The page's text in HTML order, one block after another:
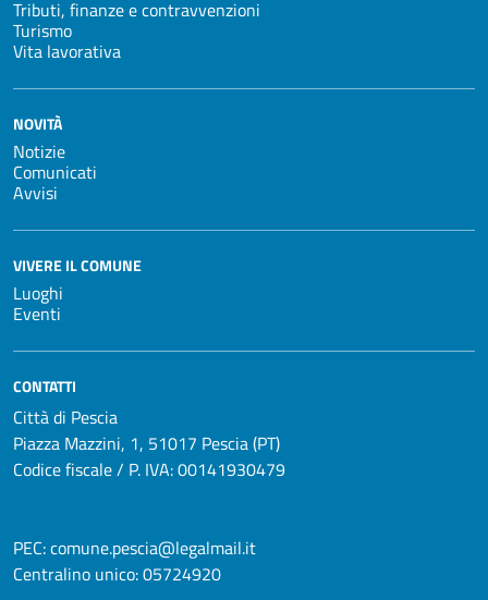
Tributi, finanze e contravvenzioni
Turismo
Vita lavorativa
NOVITÀ
Notizie
Comunicati
Avvisi
VIVERE IL COMUNE
Luoghi
Eventi
CONTATTI
Città di Pescia
Piazza Mazzini, 1, 51017 Pescia (PT)
Codice fiscale / P. IVA: 00141930479
PEC:comune.pescia@legalmail.it
Centralino unico:05724920